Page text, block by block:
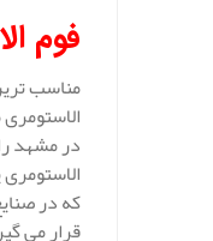
فوم
مناسب
در مشهد
که در
قرار می